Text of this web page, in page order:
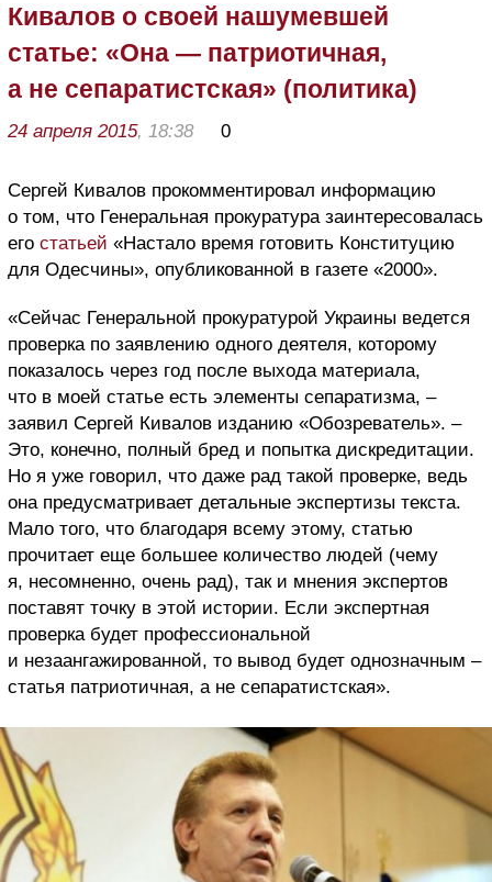
Кивалов о своей нашумевшей
статье: «Она — патриотичная,
а не сепаратистская» (политика)
24 апреля 2015, 18:38 0
Сергей Кивалов прокомментировал информацию
о том, что Генеральная прокуратура заинтересовалась
его статьей «Настало время готовить Конституцию
для Одесчины», опубликованной в газете «2000».
«Сейчас Генеральной прокуратурой Украины ведется
проверка по заявлению одного деятеля, которому
показалось через год после выхода материала,
что в моей статье есть элементы сепаратизма, –
заявил Сергей Кивалов изданию «Обозреватель». –
Это, конечно, полный бред и попытка дискредитации.
Но я уже говорил, что даже рад такой проверке, ведь
она предусматривает детальные экспертизы текста.
Мало того, что благодаря всему этому, статью
прочитает еще большее количество людей (чему
я, несомненно, очень рад), так и мнения экспертов
поставят точку в этой истории. Если экспертная
проверка будет профессиональной
и незаангажированной, то вывод будет однозначным –
статья патриотичная, а не сепаратистская».